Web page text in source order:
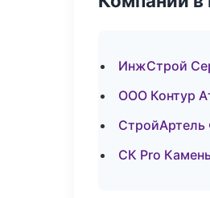
ИнжСтрой
ООО Контур
СК Pro